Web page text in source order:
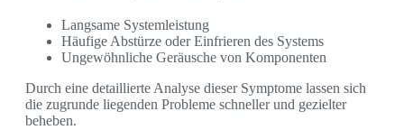
Langsame Systemleistung
Häufige Abstürze oder Einfrieren des Systems
Ungewöhnliche Geräusche von Komponenten
Durch eine detaillierte Analyse dieser Symptome lassen sich
die zugrunde liegenden Probleme schneller und gezielter
beheben.